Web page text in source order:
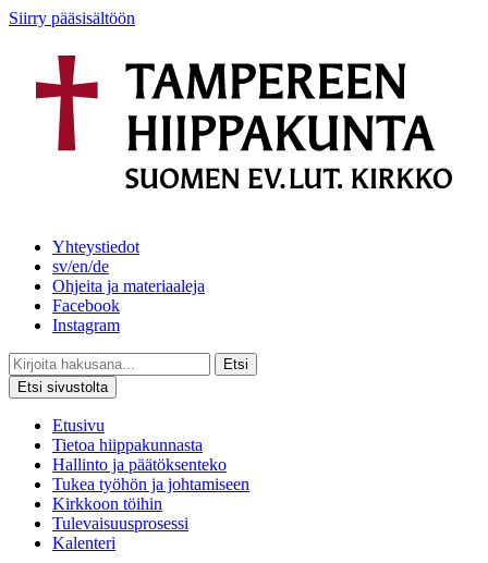
Siirry pääsisältöön
Yhteystiedot
sv/en/de
Ohjeita ja materiaaleja
Facebook
Instagram
Etsi
Etsi sivustolta
Etusivu
Tietoa hiippakunnasta
Hallinto ja päätöksenteko
Tukea työhön ja johtamiseen
Kirkkoon töihin
Tulevaisuusprosessi
Kalenteri